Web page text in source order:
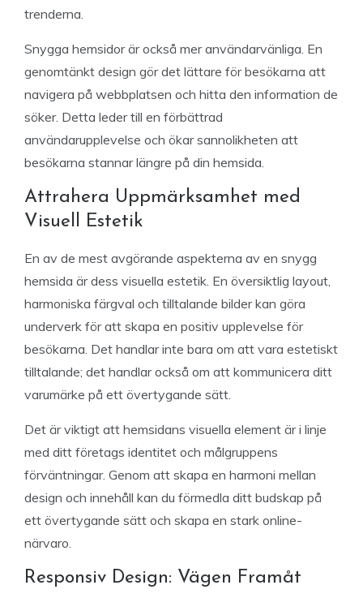
trenderna.
Snygga hemsidor är också mer användarvänliga. En
genomtänkt design gör det lättare för besökarna att
navigera på webbplatsen och hitta den information de
söker. Detta leder till en förbättrad
användarupplevelse och ökar sannolikheten att
besökarna stannar längre på din hemsida.
Attrahera Uppmärksamhet med
Visuell Estetik
En av de mest avgörande aspekterna av en snygg
hemsida är dess visuella estetik. En översiktlig layout,
harmoniska färgval och tilltalande bilder kan göra
underverk för att skapa en positiv upplevelse för
besökarna. Det handlar inte bara om att vara estetiskt
tilltalande; det handlar också om att kommunicera ditt
varumärke på ett övertygande sätt.
Det är viktigt att hemsidans visuella element är i linje
med ditt företags identitet och målgruppens
förväntningar. Genom att skapa en harmoni mellan
design och innehåll kan du förmedla ditt budskap på
ett övertygande sätt och skapa en stark online-
närvaro.
Responsiv Design: Vägen Framåt